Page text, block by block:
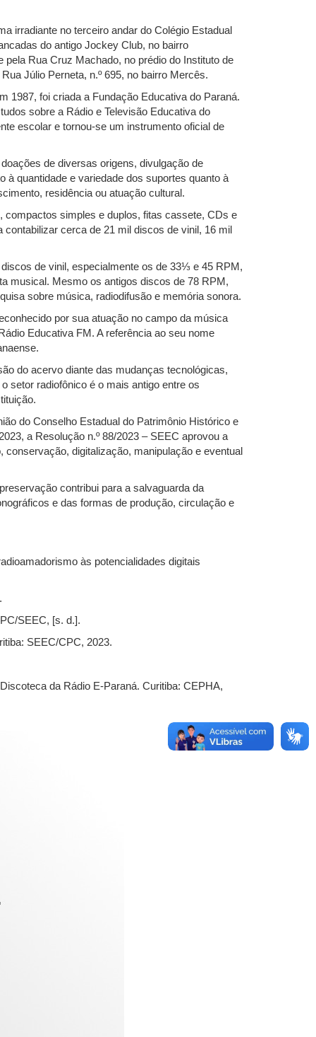
irradiante no terceiro andar do Colégio Estadual
do antigo Jockey Club, no bairro
Rua Cruz Machado, no prédio do Instituto de
Júlio Perneta, n.º 695, no bairro Mercês.
1987, foi criada a Fundação Educativa do Paraná.
sobre a Rádio e Televisão Educativa do
escolar e tornou-se um instrumento oficial de
de diversas origens, divulgação de
à quantidade e variedade dos suportes quanto à
residência ou atuação cultural.
compactos simples e duplos, fitas cassete, CDs e
cerca de 21 mil discos de vinil, 16 mil
de vinil, especialmente os de 33⅓ e 45 RPM,
musical. Mesmo os antigos discos de 78 RPM,
sobre música, radiodifusão e memória sonora.
por sua atuação no campo da música
Educativa FM. A referência ao seu nome
do acervo diante das mudanças tecnológicas,
setor radiofônico é o mais antigo entre os
do Conselho Estadual do Patrimônio Histórico e
a Resolução n.º 88/2023 – SEEC aprovou a
digitalização, manipulação e eventual
contribui para a salvaguarda da
e das formas de produção, circulação e
às potencialidades digitais
SEEC, [s. d.].
SEEC/CPC, 2023.
da Rádio E-Paraná. Curitiba: CEPHA,